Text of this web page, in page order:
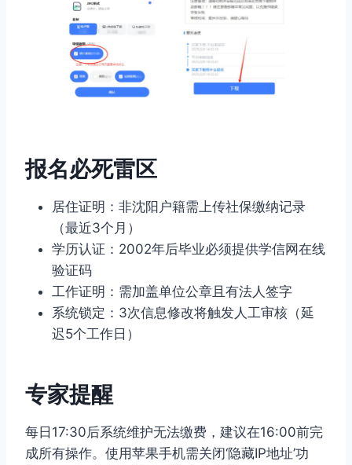
报名必死雷区
居住证明：非沈阳户籍需上传社保缴纳记录
（最近3个月）
学历认证：2002年后毕业必须提供学信网在线
验证码
工作证明：需加盖单位公章且有法人签字
系统锁定：3次信息修改将触发人工审核（延
迟5个工作日）
专家提醒
每日17:30后系统维护无法缴费，建议在16:00前完
成所有操作。使用苹果手机需关闭‘隐藏IP地址’功